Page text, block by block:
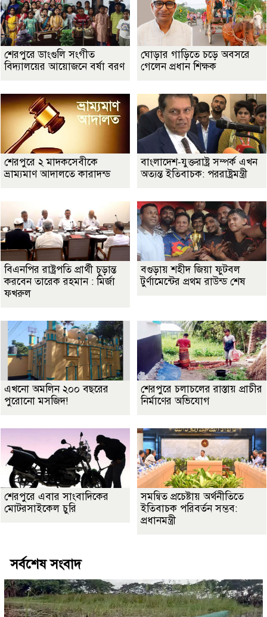
শেরপুরে ডাংগুলি সংগীত
বিদ্যালয়ের আয়োজনে বর্ষা বরণ
ঘোড়ার গাড়িতে চড়ে অবসরে
গেলেন প্রধান শিক্ষক
শেরপুরে ২ মাদকসেবীকে
ভ্রাম্যমাণ আদালতে কারাদন্ড
বাংলাদেশ-যুক্তরাষ্ট্র সম্পর্ক এখন
অত্যন্ত ইতিবাচক: পররাষ্ট্রমন্ত্রী
বিএনপির রাষ্ট্রপতি প্রার্থী চূড়ান্ত
করবেন তারেক রহমান : মির্জা
ফখরুল
বগুড়ায় শহীদ জিয়া ফুটবল
টুর্ণামেন্টের প্রথম রাউন্ড শেষ
এখনো অমলিন ২০০ বছরের
পুরোনো মসজিদ!
শেরপুরে চলাচলের রাস্তায় প্রাচীর
নির্মাণের অভিযোগ
শেরপুরে এবার সাংবাদিকের
মোটরসাইকেল চুরি
সমন্বিত প্রচেষ্টায় অর্থনীতিতে
ইতিবাচক পরিবর্তন সম্ভব:
প্রধানমন্ত্রী
সর্বশেষ সংবাদ